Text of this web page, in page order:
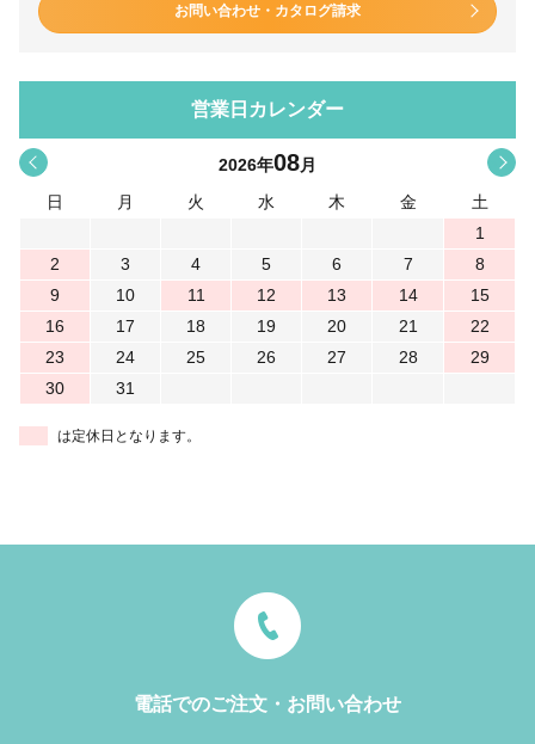
お問い合わせ・カタログ請求
営業日カレンダー
< 2026年08月
日
月 火 水 木 金
土
1
2
3 4 5 6 7
8
9
10 11 12 13 14
15
16
17 18 19 20 21
22
23
24 25 26 27 28
29
30
31
は定休日となります。
電話でのご注文・お問い合わせ